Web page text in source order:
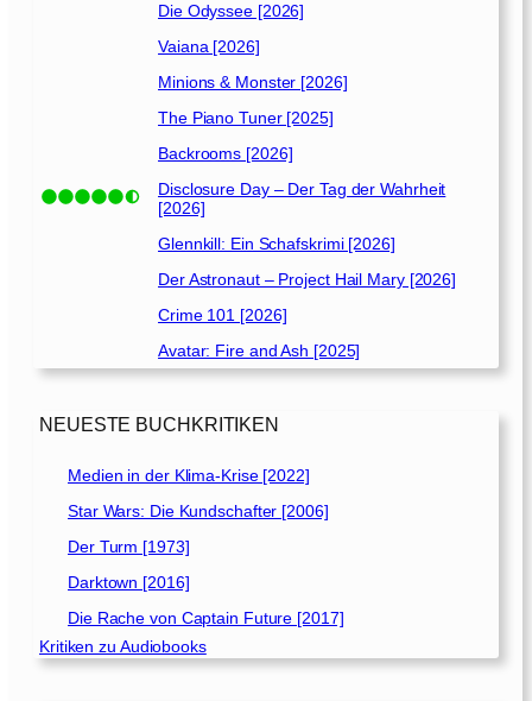
Die Odyssee [2026]
Vaiana [2026]
Minions & Monster [2026]
The Piano Tuner [2025]
Backrooms [2026]
Disclosure Day – Der Tag der Wahrheit
[2026]
Glennkill: Ein Schafskrimi [2026]
Der Astronaut – Project Hail Mary [2026]
Crime 101 [2026]
Avatar: Fire and Ash [2025]
NEUESTE BUCHKRITIKEN
Medien in der Klima-Krise [2022]
Star Wars: Die Kundschafter [2006]
Der Turm [1973]
Darktown [2016]
Die Rache von Captain Future [2017]
Kritiken zu Audiobooks